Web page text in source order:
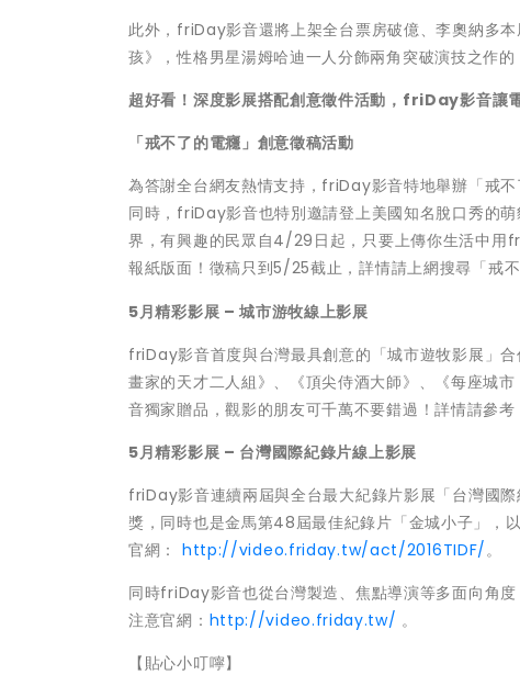
此外，friDay影音還將上架全台票房破億、李奧納多
孩》，性格男星湯姆哈迪一人分飾兩角突破演技之作
超好看！深度影展搭配創意徵件活動，friDay影音讓
「戒不了的電癮」創意徵稿活動
為答謝全台網友熱情支持，friDay影音特地舉辦「戒
同時，friDay影音也特別邀請登上美國知名脫口秀的
界，有興趣的民眾自4/29日起，只要上傳你生活中用
報紙版面！徵稿只到5/25截止，詳情請上網搜尋「戒不
5月精彩影展 – 城市游牧線上影展
friDay影音首度與台灣最具創意的「城市遊牧影展」
畫家的天才二人組》、《頂尖侍酒大師》、《每座城
音獨家贈品，觀影的朋友可千萬不要錯過！詳情請參考
5月精彩影展 – 台灣國際紀錄片線上影展
friDay影音連續兩屆與全台最大紀錄片影展「台灣國
獎，同時也是金馬第48屆最佳紀錄片「金城小子」，
官網： http://video.friday.tw/act/2016TIDF/。
同時friDay影音也從台灣製造、焦點導演等多面向角
注意官網： http://video.friday.tw/ 。
【貼心小叮嚀】